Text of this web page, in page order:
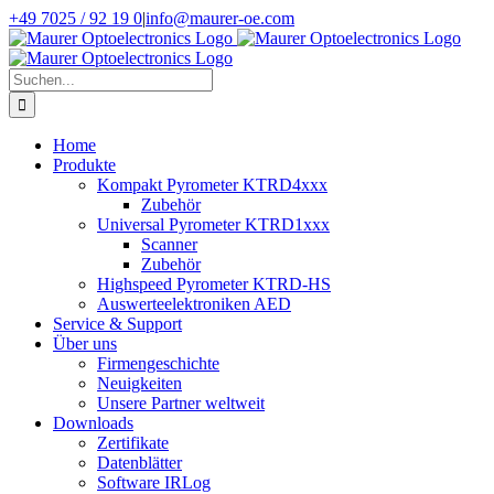
Zum
Inhalt
springen
+49 7025 / 92 19 0|info@maurer-oe.com
Suche
nach:
Home
Produkte
Kompakt Pyrometer KTRD4xxx
Zubehör
Universal Pyrometer KTRD1xxx
Scanner
Zubehör
Highspeed Pyrometer KTRD-HS
Auswerteelektroniken AED
Service & Support
Über uns
Firmengeschichte
Neuigkeiten
Unsere Partner weltweit
Downloads
Zertifikate
Datenblätter
Software IRLog